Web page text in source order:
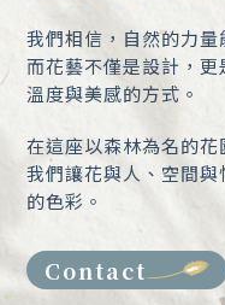
我們相信，自然的力量
而花藝不僅是設計，更
溫度與美感的方式。
在這座以森林為名的花
我們讓花與人、空間
的色彩。
Contact